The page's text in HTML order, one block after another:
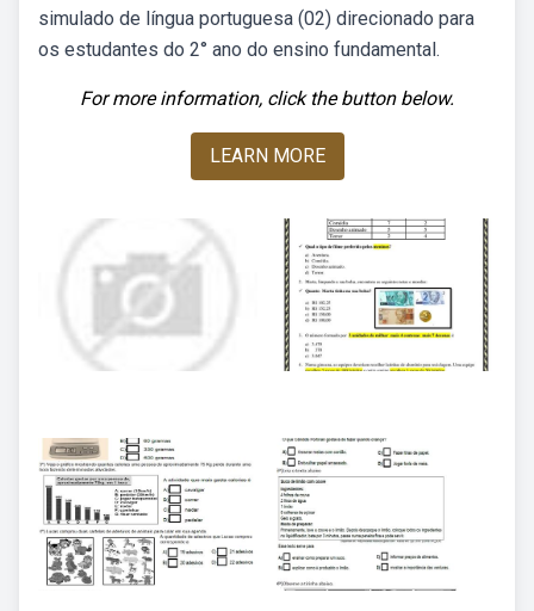
simulado de língua portuguesa (02) direcionado para
os estudantes do 2° ano do ensino fundamental.
For more information, click the button below.
LEARN MORE